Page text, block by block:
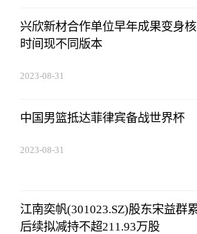
兴欣新材合作单位早年成果变身
时间现不同版本
2023-08-31
中国男篮抵达菲律宾备战世界杯
2023-08-31
江南奕帆(301023.SZ)股东宋益群
后续拟减持不超211.93万股